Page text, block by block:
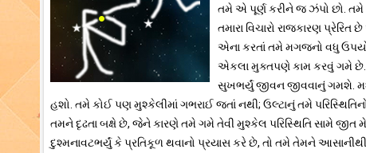
તમે એ પૂર્ણ કરીને જ ઝંપો છો. તમે
તમારા વિચારો રાજકારણ
એના કરતાં તમે મગજનો વધુ
એકલા મુક્તપણે કામ કરવું ગમે
સુખભર્યું જીવન જીવવાનું ગમશે.
હશો. તમે કોઈ પણ મુશ્કેલીમાં ગભરાઈ જતાં નથી; ઉલ્ટાનું તમે
તમને દૃઢતા બક્ષે છે, જેને કારણે તમે ગમે તેવી મુશ્કેલ પરિસ્થિતિ સામે
દુશ્મનાવટભર્યું કે પ્રતિકૂળ થવાનો પ્રયાસ કરે છે, તો તમે તેમને